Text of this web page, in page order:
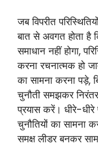
जब विपरीत
बात से अवगत होता है
समाधान नहीं होगा,
करना रचनात्मक हो
का सामना करना पड़े,
चुनौती समझकर
प्रयास करें। धीरे-धीरे
चुनौतियों का सामना
समक्ष लीडर बनकर